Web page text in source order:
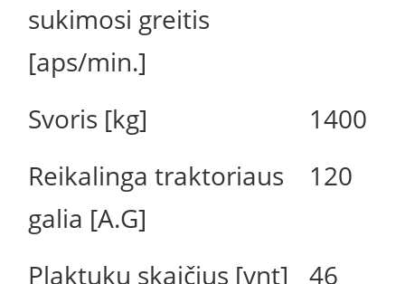
sukimosi greitis
[aps/min.]
Svoris [kg]
1400
Reikalinga traktoriaus
galia [A.G]
120
Plaktukų skaičius [vnt] 46